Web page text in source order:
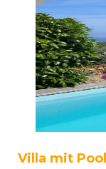
Villa mit